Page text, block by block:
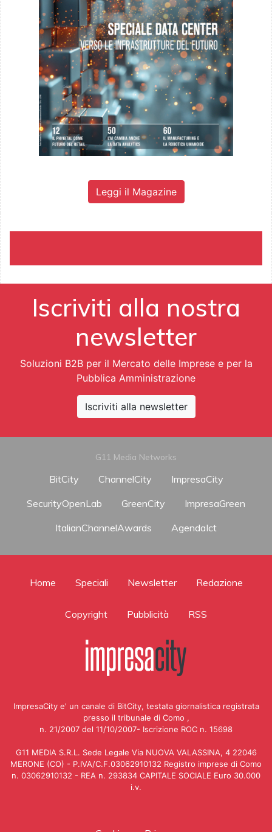
Leggi il Magazine
Iscriviti alla nostra
newsletter
Soluzioni B2B per il Mercato delle Imprese e per la
Pubblica Amministrazione
Iscriviti alla newsletter
G11 Media Networks
BitCity ChannelCity
ImpresaCity
SecurityOpenLab
GreenCity
ImpresaGreen
ItalianChannelAwards
AgendaIct
Home Speciali Newsletter Redazione
Copyright Pubblicità RSS
ImpresaCity e' un canale di BitCity, testata giornalistica registrata
presso il tribunale di Como ,
n. 21/2007 del 11/10/2007- Iscrizione ROC n. 15698
G11 MEDIA S.R.L. Sede Legale Via NUOVA VALASSINA, 4 22046
MERONE (CO) - P.IVA/C.F.03062910132 Registro imprese di Como
n. 03062910132 - REA n. 293834 CAPITALE SOCIALE Euro 30.000
i.v.